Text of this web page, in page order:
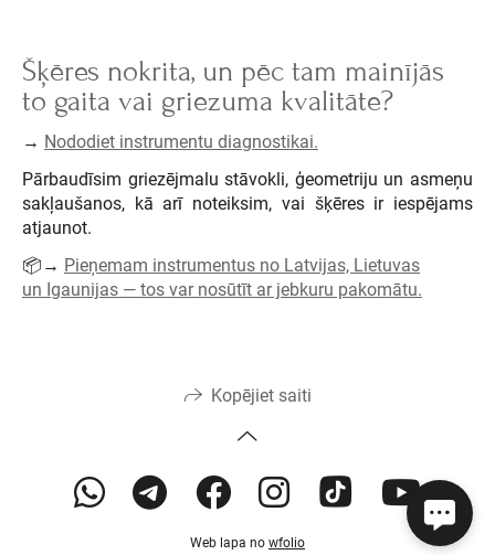
Šķēres nokrita, un pēc tam mainījās
to gaita vai griezuma kvalitāte?
→ Nododiet instrumentu diagnostikai.
Pārbaudīsim griezējmalu stāvokli, ģeometriju un asmeņu
sakļaušanos, kā arī noteiksim, vai šķēres ir iespējams
atjaunot.
📦→ Pieņemam instrumentus no Latvijas, Lietuvas
un Igaunijas — tos var nosūtīt ar jebkuru pakomātu.
Kopējiet saiti
Web lapa no wfolio